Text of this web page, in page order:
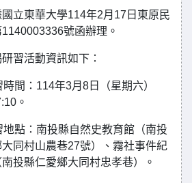
立東華大學114年2月17日東原民
號函辦理。
習活動資訊如下：
時間：114年3月8日（星期六）
。
地點：南投縣自然史教育館（南投
同村山農巷27號）、霧社事件紀
投縣仁愛鄉大同村忠孝巷）。